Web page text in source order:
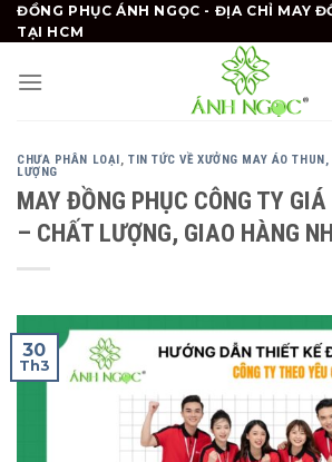
Skip
to
ĐỒNG PHỤC ÁNH NGỌC - ĐỊA CHỈ MAY
TẠI HCM
CHƯA PHÂN LOẠI, TIN TỨC VỀ XƯỞNG MAY ÁO
LƯỢNG
MAY ĐỒNG PHỤC CÔNG TY
– CHẤT LƯỢNG, GIAO HÀNG
30
Th3